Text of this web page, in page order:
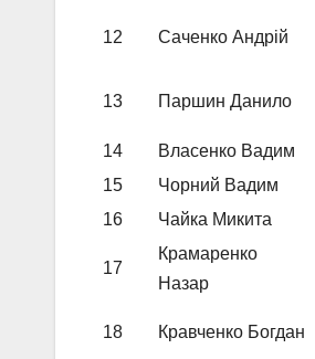
12 Саченко Андрій
13 Паршин Данило
14 Власенко Вадим
15
Чорний Вадим
16
Чайка Микита
17
Крамаренко
Назар
18 Кравченко Богдан